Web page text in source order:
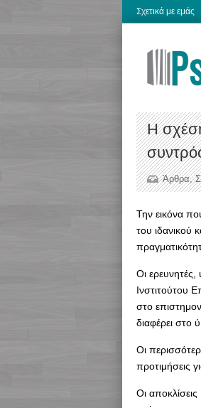
Σχετικά με εμάς
Η
Άρθρα,
Την εικόνα
του ιδανικού
Οι
Ινστιτούτου
στο
διαφέρει στο
Οι
προτιμήσεις
Οι